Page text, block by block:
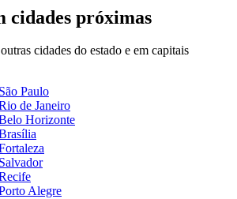
cidades próximas
cidades do estado e em capitais
São Paulo
de Janeiro
Horizonte
Salvador
Alegre